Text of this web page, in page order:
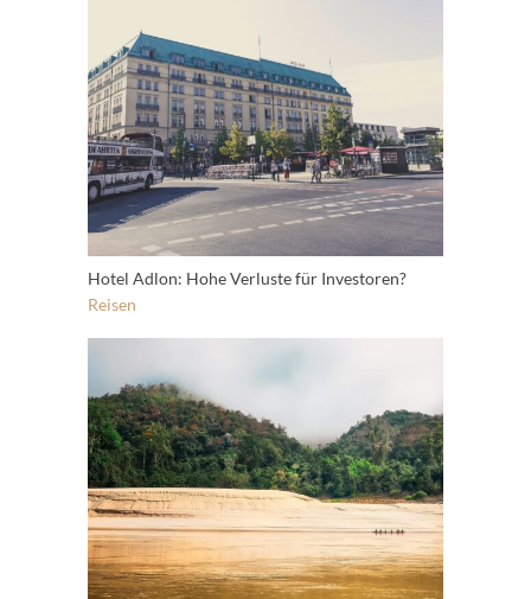
Hotel Adlon: Hohe Verluste für Investoren?
Reisen